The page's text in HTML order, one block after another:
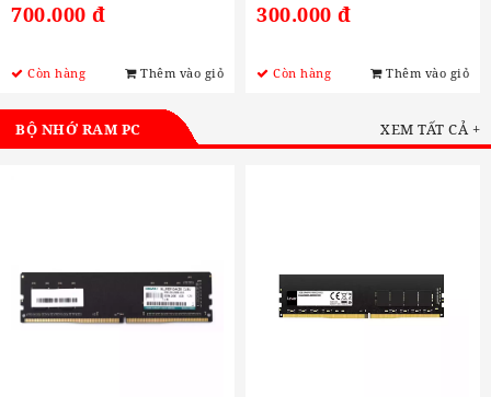
700.000 đ
Còn hàng Thêm vào giỏ
300.000 đ
Còn hàng Thêm vào giỏ
BỘ NHỚ RAM PC XEM TẤT CẢ +